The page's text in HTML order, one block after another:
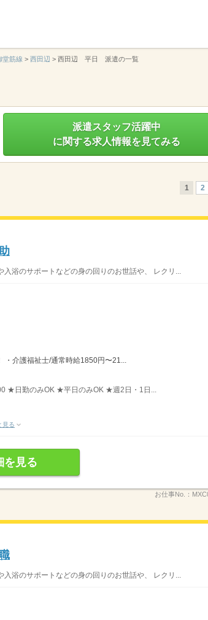
堂筋線 > 西田辺 > 西田辺 平日 派遣の一覧
派遣スタッフ活躍中
に関する求人情報を見てみる
1 2
浴のサポートなどの身の回りのお世話や、 レクリ...
介護福祉士/通常時給1850円〜21...
★日勤のみOK ★平日のみOK ★週2日・1日...
見る
を見る
お仕事No.：
浴のサポートなどの身の回りのお世話や、 レクリ...